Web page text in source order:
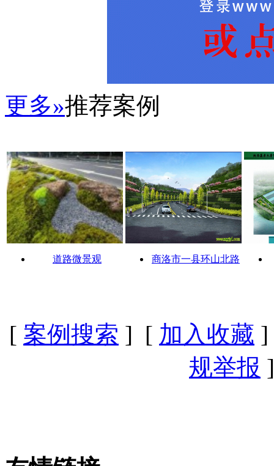
更多»推荐案例
道路微景观 商洛市一县环山北路
[ 案例搜索 ] [ 加入收藏
规举报